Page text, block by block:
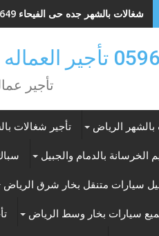
شغالات بالشهر جده حى الفيحاء 0577265649
والشهر بالرياض
تأجير
بالشهر الرياض تأجير شغالات
الخرسانة بالدمام والجبيل
سيارات متنقل بخار شرق الرياض
سيارات بخار وسط الرياض